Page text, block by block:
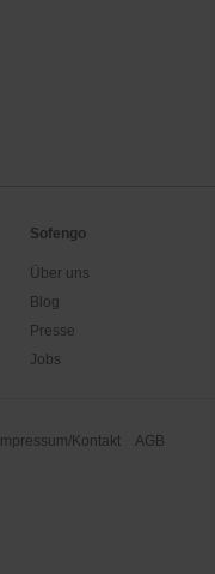
Sofengo
Über uns
Blog
Presse
Jobs
Impressum/Kontakt AGB